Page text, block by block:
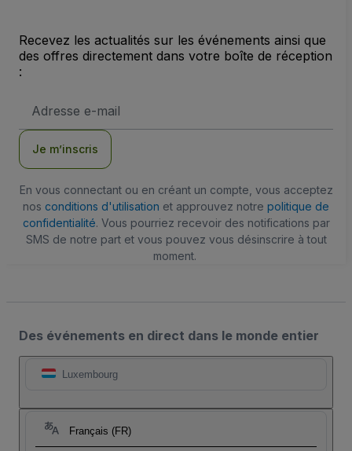
Recevez les actualités sur les événements ainsi que
des offres directement dans votre boîte de réception
:
e-
Je m’inscris
En vous connectant ou en créant un compte, vous acceptez
nos conditions d'utilisation et approuvez notre politique de
confidentialité. Vous pourriez recevoir des notifications par
SMS de notre part et vous pouvez vous désinscrire à tout
moment.
Des événements en direct dans le monde entier
Luxembourg
Français (FR)